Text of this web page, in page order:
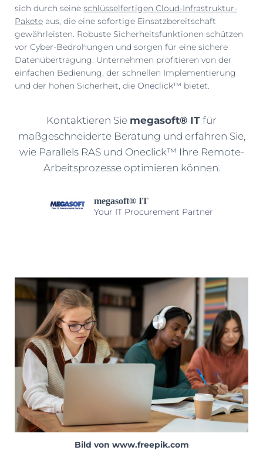
sich durch seine schlüsselfertigen Cloud-Infrastruktur-
Pakete aus, die eine sofortige Einsatzbereitschaft
gewährleisten. Robuste Sicherheitsfunktionen schützen
vor Cyber-Bedrohungen und sorgen für eine sichere
Datenübertragung. Unternehmen profitieren von der
einfachen Bedienung, der schnellen Implementierung
und der hohen Sicherheit, die Oneclick™ bietet.
Kontaktieren Sie megasoft® IT für
maßgeschneiderte Beratung und erfahren Sie,
wie Parallels RAS und Oneclick™ Ihre Remote-
Arbeitsprozesse optimieren können.
megasoft® IT
Your IT Procurement Partner
Bild von www.freepik.com